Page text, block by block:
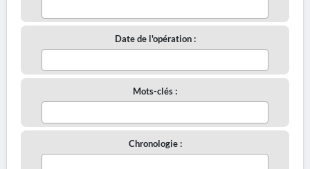
Date de l'opération :
Mots-clés :
Chronologie :